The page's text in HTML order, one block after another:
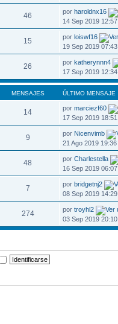
46 porharoldnx16
14 Sep 2019 12:57
15 porloiswf16
19 Sep 2019 07:43
26 porkatherynnn4
17 Sep 2019 12:34
MENSAJES ÚLTIMO MENSAJE
14 pormarciezf60
17 Sep 2019 18:51
9 por Nicenvimb
21 Ago 2019 19:36
48 porCharlestella
16 Sep 2019 06:07
7 porbridgetnj2
08 Sep 2019 14:29
274 portroyhl2
03 Sep 2019 20:10